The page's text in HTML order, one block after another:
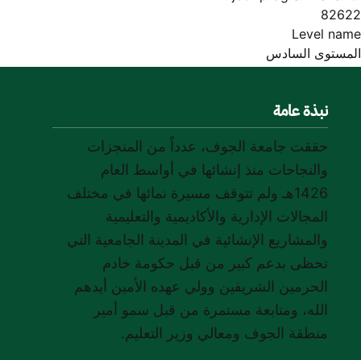
Accessibility
screen
reader,
shortcut
activates
reader
navigate
82622
Level name
المستوى السادس
نبذة عامة
حققت جامعة الجوف، عدداً من المنجزات
والنجاحات منذ إنشائها في أواسط العام
1426هـ ولم تتوقف مسيرة نمائها في مختلف
المجالات الإدارية والأكاديمية والتعليمية
والمشاريع الإنشائية في المدينة الجامعية التي
تحظى بدعم كبير من قبل حكومة خادم
الحرمين الشريفين وولي عهده الأمين أيدهم
الله، ومتابعة مستمرة من قبل سمو أمير
منطقة الجوف ومعالي وزير التعليم.